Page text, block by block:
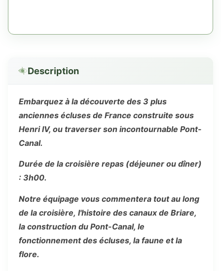
Description
Embarquez à la découverte des 3 plus
anciennes écluses de France construite sous
Henri IV, ou traverser son incontournable Pont-
Canal.
Durée de la croisière repas (déjeuner ou dîner)
: 3h00.
Notre équipage vous commentera tout au long
de la croisière, l'histoire des canaux de Briare,
la construction du Pont-Canal, le
fonctionnement des écluses, la faune et la
flore.